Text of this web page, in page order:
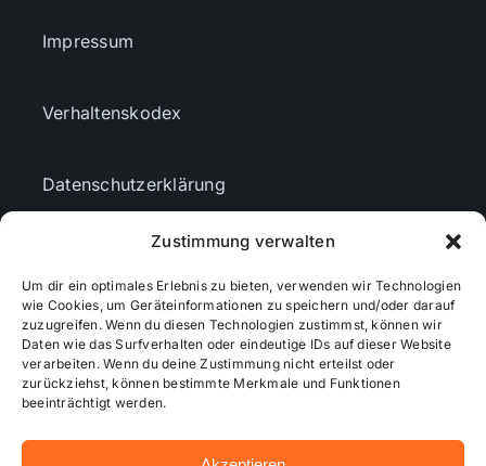
Zustimmung verwalten
Um dir ein optimales Erlebnis zu bieten, verwenden wir Technologien
wie Cookies, um Geräteinformationen zu speichern und/oder darauf
zuzugreifen. Wenn du diesen Technologien zustimmst, können wir
Daten wie das Surfverhalten oder eindeutige IDs auf dieser Website
verarbeiten. Wenn du deine Zustimmung nicht erteilst oder
zurückziehst, können bestimmte Merkmale und Funktionen
beeinträchtigt werden.
Impressum
Verhaltenskodex
Datenschutzerklärung
Cookie-Richtlinie (EU)
Mediendaten